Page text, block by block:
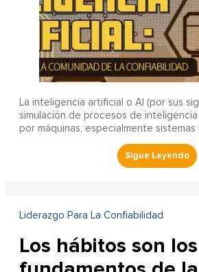
La inteligencia artificial o AI (por sus
simulación de procesos de inteligencia
por máquinas, especialmente sistemas
Liderazgo Para La Confiabilidad
Los hábitos son los